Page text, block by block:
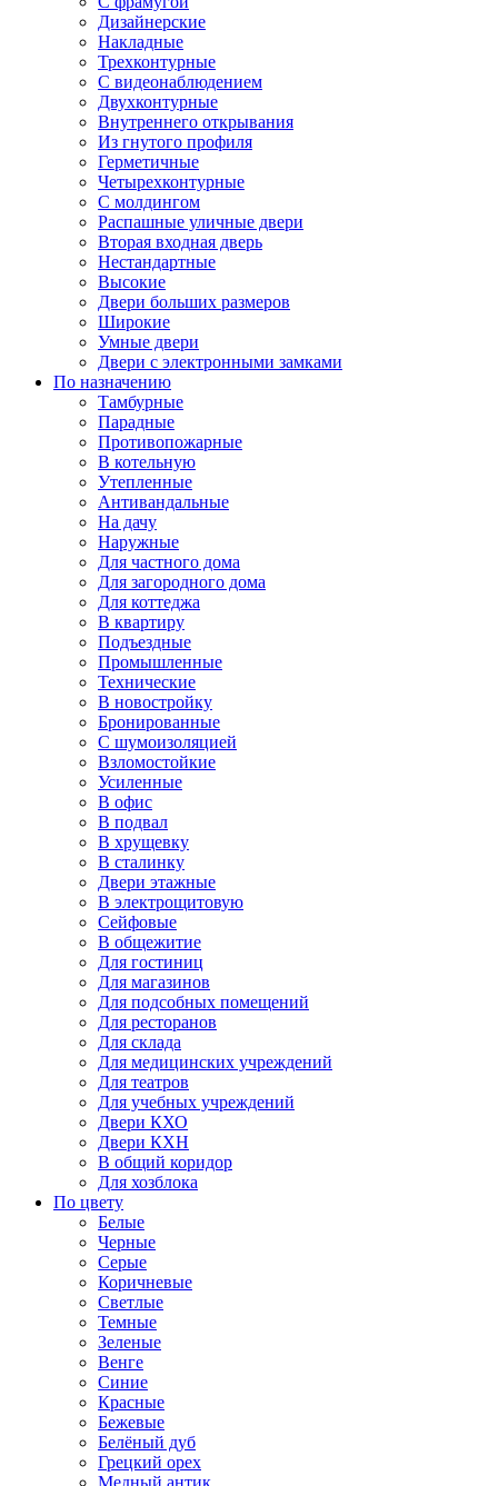
Дизайнерские
Накладные
Трехконтурные
С видеонаблюдением
Двухконтурные
Внутреннего открывания
Из гнутого профиля
Герметичные
Четырехконтурные
С молдингом
Распашные уличные двери
Вторая входная дверь
Нестандартные
Высокие
Двери больших размеров
Широкие
Умные двери
Двери с электронными замками
По назначению
Тамбурные
Парадные
Противопожарные
В котельную
Утепленные
Антивандальные
На дачу
Наружные
Для частного дома
Для загородного дома
Для коттеджа
В квартиру
Подъездные
Промышленные
Технические
В новостройку
Бронированные
С шумоизоляцией
Взломостойкие
Усиленные
В офис
В подвал
В хрущевку
В сталинку
Двери этажные
В электрощитовую
Сейфовые
В общежитие
Для гостиниц
Для магазинов
Для подсобных помещений
Для ресторанов
Для склада
Для медицинских учреждений
Для театров
Для учебных учреждений
Двери КХО
Двери КХН
В общий коридор
Для хозблока
По цвету
Белые
Черные
Серые
Коричневые
Светлые
Темные
Зеленые
Венге
Синие
Красные
Бежевые
Белёный дуб
Грецкий орех